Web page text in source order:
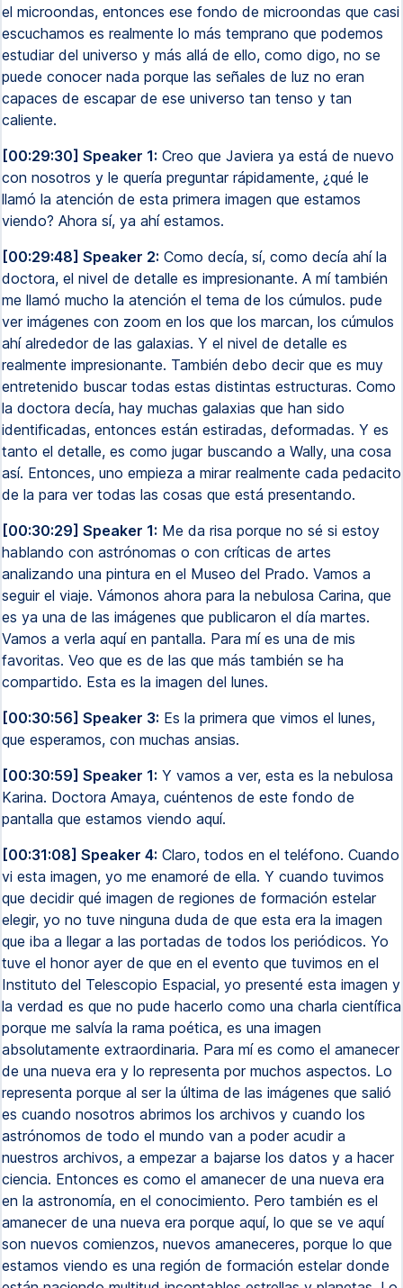
el microondas, entonces ese fondo de microondas que casi
escuchamos es realmente lo más temprano que podemos
estudiar del universo y más allá de ello, como digo, no se
puede conocer nada porque las señales de luz no eran
capaces de escapar de ese universo tan tenso y tan
caliente.
[00:29:30] Speaker 1: Creo que Javiera ya está de nuevo
con nosotros y le quería preguntar rápidamente, ¿qué le
llamó la atención de esta primera imagen que estamos
viendo? Ahora sí, ya ahí estamos.
[00:29:48] Speaker 2: Como decía, sí, como decía ahí la
doctora, el nivel de detalle es impresionante. A mí también
me llamó mucho la atención el tema de los cúmulos. pude
ver imágenes con zoom en los que los marcan, los cúmulos
ahí alrededor de las galaxias. Y el nivel de detalle es
realmente impresionante. También debo decir que es muy
entretenido buscar todas estas distintas estructuras. Como
la doctora decía, hay muchas galaxias que han sido
identificadas, entonces están estiradas, deformadas. Y es
tanto el detalle, es como jugar buscando a Wally, una cosa
así. Entonces, uno empieza a mirar realmente cada pedacito
de la para ver todas las cosas que está presentando.
[00:30:29] Speaker 1: Me da risa porque no sé si estoy
hablando con astrónomas o con críticas de artes
analizando una pintura en el Museo del Prado. Vamos a
seguir el viaje. Vámonos ahora para la nebulosa Carina, que
es ya una de las imágenes que publicaron el día martes.
Vamos a verla aquí en pantalla. Para mí es una de mis
favoritas. Veo que es de las que más también se ha
compartido. Esta es la imagen del lunes.
[00:30:56] Speaker 3: Es la primera que vimos el lunes,
que esperamos, con muchas ansias.
[00:30:59] Speaker 1: Y vamos a ver, esta es la nebulosa
Karina. Doctora Amaya, cuéntenos de este fondo de
pantalla que estamos viendo aquí.
[00:31:08] Speaker 4: Claro, todos en el teléfono. Cuando
vi esta imagen, yo me enamoré de ella. Y cuando tuvimos
que decidir qué imagen de regiones de formación estelar
elegir, yo no tuve ninguna duda de que esta era la imagen
que iba a llegar a las portadas de todos los periódicos. Yo
tuve el honor ayer de que en el evento que tuvimos en el
Instituto del Telescopio Espacial, yo presenté esta imagen y
la verdad es que no pude hacerlo como una charla científica
porque me salvía la rama poética, es una imagen
absolutamente extraordinaria. Para mí es como el amanecer
de una nueva era y lo representa por muchos aspectos. Lo
representa porque al ser la última de las imágenes que salió
es cuando nosotros abrimos los archivos y cuando los
astrónomos de todo el mundo van a poder acudir a
nuestros archivos, a empezar a bajarse los datos y a hacer
ciencia. Entonces es como el amanecer de una nueva era
en la astronomía, en el conocimiento. Pero también es el
amanecer de una nueva era porque aquí, lo que se ve aquí
son nuevos comienzos, nuevos amaneceres, porque lo que
estamos viendo es una región de formación estelar donde